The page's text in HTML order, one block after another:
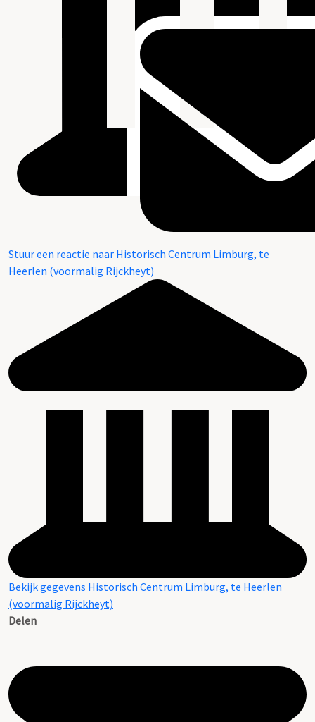
Stuur een reactie naar Historisch Centrum Limburg, te
Heerlen (voormalig Rijckheyt)
Bekijk gegevens Historisch Centrum Limburg, te Heerlen
(voormalig Rijckheyt)
Delen